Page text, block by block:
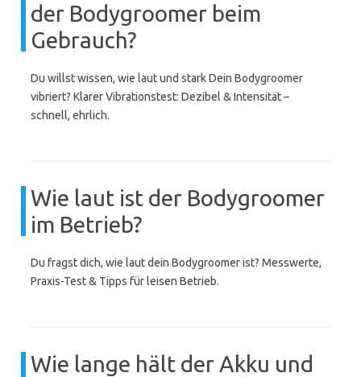
der Bodygroomer beim
Gebrauch?
Du willst wissen, wie laut und stark Dein Bodygroomer
vibriert? Klarer Vibrationstest: Dezibel & Intensität –
schnell, ehrlich.
Wie laut ist der Bodygroomer
im Betrieb?
Du fragst dich, wie laut dein Bodygroomer ist? Messwerte,
Praxis-Test & Tipps für leisen Betrieb.
Wie lange hält der Akku und